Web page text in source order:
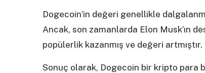
Dogecoin’in değeri genellikle
Ancak, son zamanlarda Elon Musk’ın
popülerlik kazanmış ve değeri artmıştır.
Sonuç olarak, Dogecoin bir kripto para